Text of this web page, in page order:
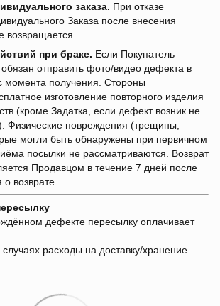
заказа. При отказе
Заказа после внесения
возвращается.
при браке. Если Покупатель
отправить фото/видео дефекта в
момента получения. Стороны
изготовление повторного изделия
(кроме Задатка, если дефект возник не
Физические повреждения (трещины,
могли быть обнаружены при первичном
посылки не рассматриваются. Возврат
Продавцом в течение 7 дней после
возврате.
дефекте пересылку оплачивает
расходы на доставку/хранение